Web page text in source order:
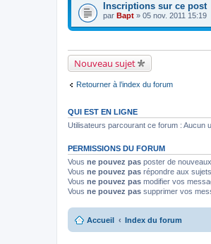
Inscriptions sur ce post
par Bapt » 05 nov. 2011 15:19
Nouveau sujet
Retourner à l’index du forum
QUI EST EN LIGNE
Utilisateurs parcourant ce forum : Aucun
PERMISSIONS DU FORUM
Vous ne pouvez pas poster de
Vous ne pouvez pas répondre aux sujets
Vous ne pouvez pas modifier vos
Vous ne pouvez pas supprimer vos
Accueil Index du forum